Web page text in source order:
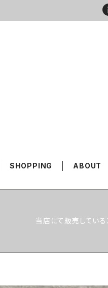
SHOPPING ABOUT
当店にて販売している